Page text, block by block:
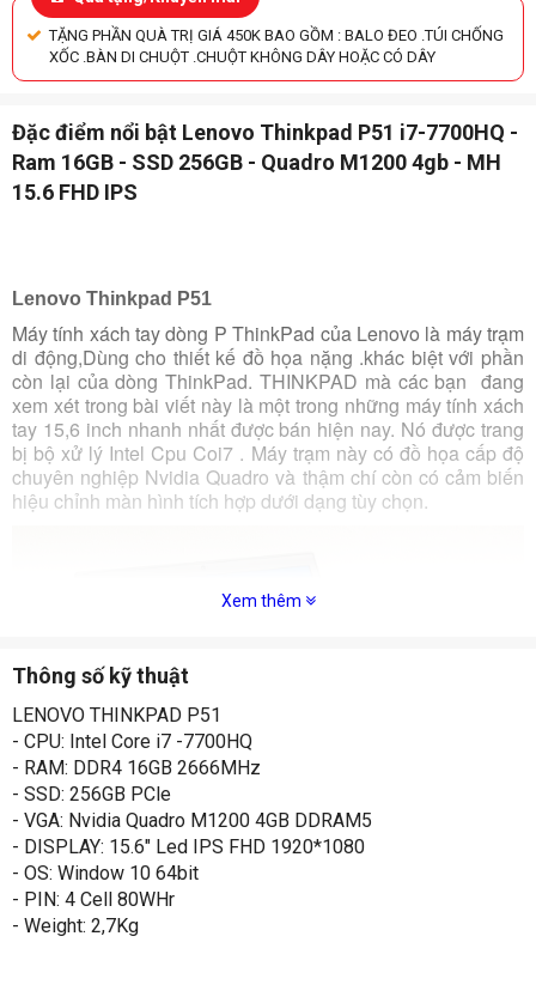
TẶNG PHẦN QUÀ TRỊ GIÁ 450K BAO GỒM : BALO ĐEO .TÚI CHỐNG
XỐC .BÀN DI CHUỘT .CHUỘT KHÔNG DÂY HOẶC CÓ DÂY
Đặc điểm nổi bật Lenovo Thinkpad P51 i7-7700HQ -
Ram 16GB - SSD 256GB - Quadro M1200 4gb - MH
15.6 FHD IPS
Lenovo Thinkpad P51
Máy tính xách tay dòng P ThinkPad của Lenovo là máy trạm
di động,Dùng cho thiết kế đồ họa nặng .khác biệt với phần
còn lại của dòng ThinkPad. THINKPAD mà các bạn đang
xem xét trong bài viết này là một trong những máy tính xách
tay 15,6 inch nhanh nhất được bán hiện nay. Nó được trang
bị bộ xử lý Intel Cpu Coi7 . Máy trạm này có đồ họa cấp độ
chuyên nghiệp Nvidia Quadro và thậm chí còn có cảm biến
hiệu chỉnh màn hình tích hợp dưới dạng tùy chọn.
Đánh giá Lenovo Thinkpad P51
Xem thêm
Thông số kỹ thuật
LENOVO THINKPAD P51
- CPU: Intel Core i7 -7700HQ
- RAM: DDR4 16GB 2666MHz
- SSD: 256GB PCle
- VGA: Nvidia Quadro M1200 4GB DDRAM5
- DISPLAY: 15.6" Led IPS FHD 1920*1080
- OS: Window 10 64bit
- PIN: 4 Cell 80WHr
- Weight: 2,7Kg